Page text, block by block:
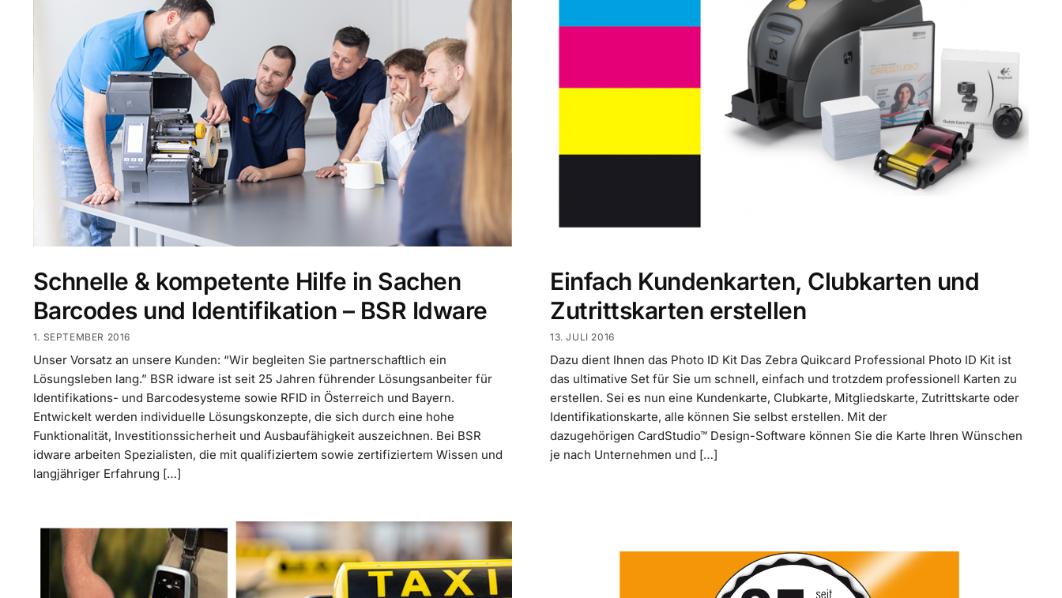
Schnelle & kompetente Hilfe in Sachen
Barcodes und Identifikation – BSR Idware
1. SEPTEMBER 2016
Unser Vorsatz an unsere Kunden: “Wir begleiten Sie partnerschaftlich ein
Lösungsleben lang.” BSR idware ist seit 25 Jahren führender Lösungsanbeiter für
Identifikations- und Barcodesysteme sowie RFID in Österreich und Bayern.
Entwickelt werden individuelle Lösungskonzepte, die sich durch eine hohe
Funktionalität, Investitionssicherheit und Ausbaufähigkeit auszeichnen. Bei BSR
idware arbeiten Spezialisten, die mit qualifiziertem sowie zertifiziertem Wissen und
langjähriger Erfahrung […]
Einfach Kundenkarten, Clubkarten und
Zutrittskarten erstellen
13. JULI 2016
Dazu dient Ihnen das Photo ID Kit Das Zebra Quikcard Professional Photo ID Kit ist
das ultimative Set für Sie um schnell, einfach und trotzdem professionell Karten zu
erstellen. Sei es nun eine Kundenkarte, Clubkarte, Mitgliedskarte, Zutrittskarte oder
Identifikationskarte, alle können Sie selbst erstellen. Mit der
dazugehörigen CardStudio™ Design-Software können Sie die Karte Ihren Wünschen
je nach Unternehmen und […]